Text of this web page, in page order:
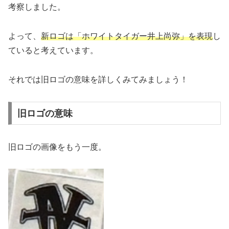
考察しました。
よって、 新ロゴは「ホワイトタイガー井上尚弥」を表現し
ていると考えています。
それでは旧ロゴの意味を詳しくみてみましょう！
旧ロゴの意味
旧ロゴの画像をもう一度。